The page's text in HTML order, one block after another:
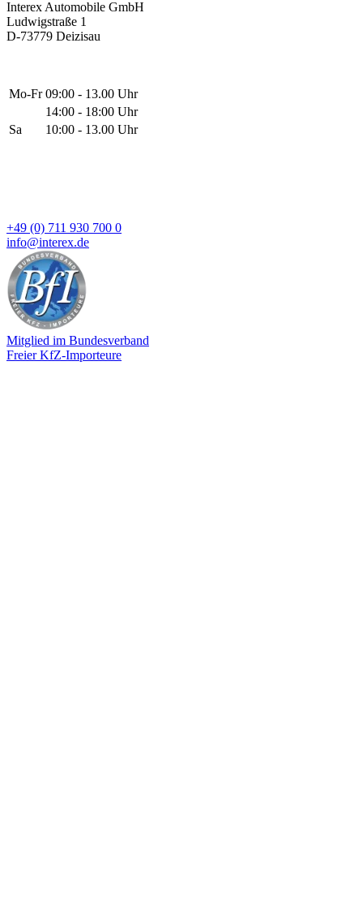
Interex Automobile GmbH
Ludwigstraße 1
D-73779 Deizisau
Mo-Fr 09:00 - 13.00 Uhr
14:00 - 18:00 Uhr
Sa
10:00 - 13.00 Uhr
+49 (0) 711 930 700 0
info@interex.de
Mitglied im Bundesverband
Freier KfZ-Importeure